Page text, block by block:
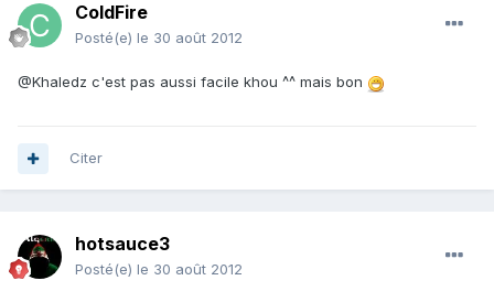
ColdFire
Posté(e) le 30 août 2012
@Khaledz c'est pas aussi facile khou ^^ mais bon
Citer
hotsauce3
Posté(e) le 30 août 2012